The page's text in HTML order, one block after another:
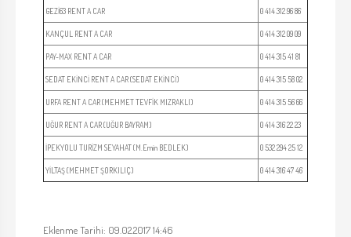
GEZİ63 RENT A CAR 0 414 312 96 86
KANÇUL RENT A CAR 0 414 312 09 09
PAY-MAX RENT A CAR 0 414 315 41 81
SEDAT EKİNCİ RENT A CAR (SEDAT EKİNCİ) 0 414 315 58 02
URFA RENT A CAR (MEHMET TEVFİK MIZRAKLI) 0 414 315 56 66
UĞUR RENT A CAR (UĞUR BAYRAM) 0 414 316 22 23
İPEKYOLU TURİZM SEYAHAT (M.Emin BEDLEK) 0 532 294 25 12
YİLTAŞ (MEHMET ŞORKILIÇ) 0 414 316 47 46
Eklenme Tarihi: 09.02.2017 14:46